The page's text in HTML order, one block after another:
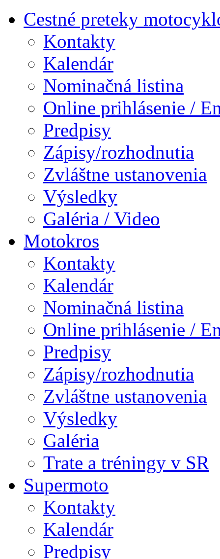
Cestné preteky
Kontakty
Kalendár
Nominačná listina
Online prihlásenie /
Predpisy
Zápisy/rozhodnutia
Zvláštne ustanovenia
Výsledky
Galéria / Video
Motokros
Kontakty
Kalendár
Nominačná listina
Online prihlásenie /
Predpisy
Zápisy/rozhodnutia
Zvláštne ustanovenia
Výsledky
Galéria
Trate a tréningy v SR
Supermoto
Kontakty
Kalendár
Predpisy